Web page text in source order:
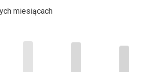
miesiącach